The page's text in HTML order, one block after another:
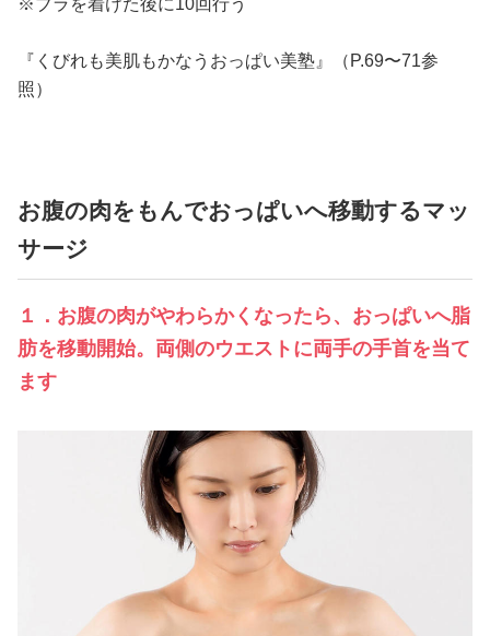
※ブラを着けた後に10回行う
『くびれも美肌もかなうおっぱい美塾』（P.69〜71参
照）
お腹の肉をもんでおっぱいへ移動するマッ
サージ
１．お腹の肉がやわらかくなったら、おっぱいへ脂
肪を移動開始。両側のウエストに両手の手首を当て
ます